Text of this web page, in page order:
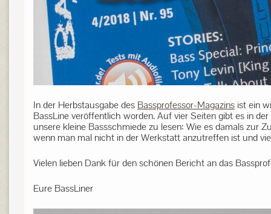
In der Herbstausgabe des Bassprofessor-Magazins ist ein
BassLine veröffentlich worden. Auf vier Seiten gibt es in
unsere kleine Bassschmiede zu lesen: Wie es damals zur
wenn man mal nicht in der Werkstatt anzutreffen ist und
Vielen lieben Dank für den schönen Bericht an das
Eure BassLiner